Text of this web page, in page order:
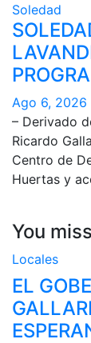
Soledad
Ago 6, 2026
– Derivado
Ricardo
Centro de
Huertas y
You
Locales
EL